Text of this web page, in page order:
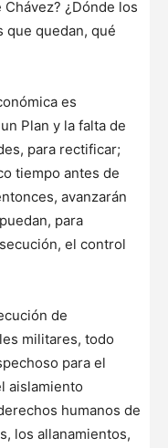
¿Dónde los
que quedan, qué
es
Plan y la falta de
para rectificar;
tiempo antes de
avanzarán
para
el control
de
militares, todo
para el
aislamiento
humanos de
los allanamientos,